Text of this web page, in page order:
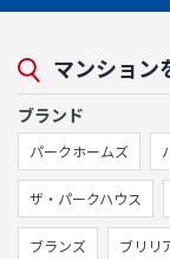
マンション
ブランド
パークホームズ
ザ・パークハウス
ブランズ ブリリ